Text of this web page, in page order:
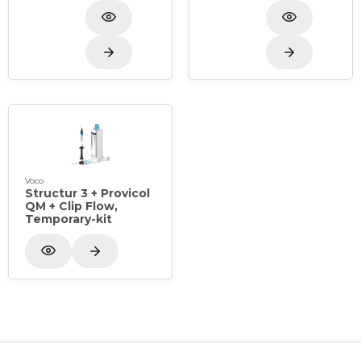
Voco
Structur 3 + Provicol
QM + Clip Flow,
Temporary-kit